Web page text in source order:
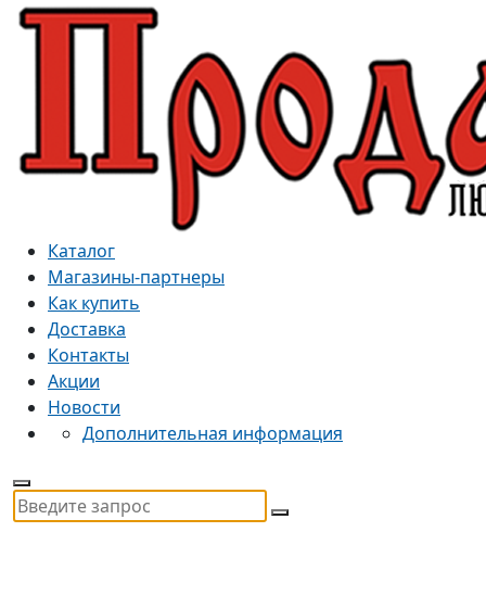
Каталог
Магазины-партнеры
Как купить
Доставка
Контакты
Акции
Новости
Дополнительная информация